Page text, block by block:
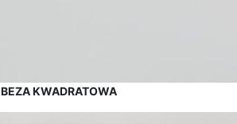
BEZA KWADRATOWA